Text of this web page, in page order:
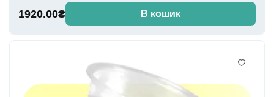
1920.00₴ В кошик